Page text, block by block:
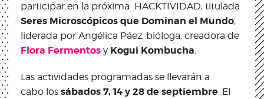
participar en la próxima HACKTIVIDAD, titulada
Seres Microscópicos que Dominan el Mundo,
liderada por Angélica Páez, bióloga, creadora de
Flora Fermentos y Kogui Kombucha.
Las actividades programadas se llevarán a
cabo los sábados 7, 14 y 28 de septiembre. El